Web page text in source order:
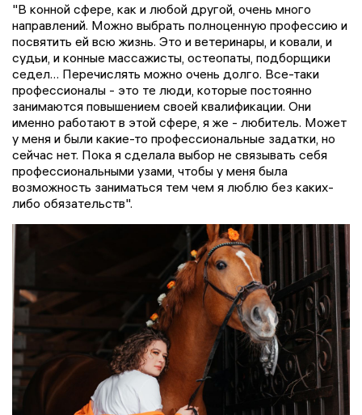
"В конной сфере, как и любой другой, очень много
направлений. Можно выбрать полноценную профессию и
посвятить ей всю жизнь. Это и ветеринары, и ковали, и
судьи, и конные массажисты, остеопаты, подборщики
седел… Перечислять можно очень долго. Все-таки
профессионалы - это те люди, которые постоянно
занимаются повышением своей квалификации. Они
именно работают в этой сфере, я же - любитель. Может
у меня и были какие-то профессиональные задатки, но
сейчас нет. Пока я сделала выбор не связывать себя
профессиональными узами, чтобы у меня была
возможность заниматься тем чем я люблю без каких-
либо обязательств".